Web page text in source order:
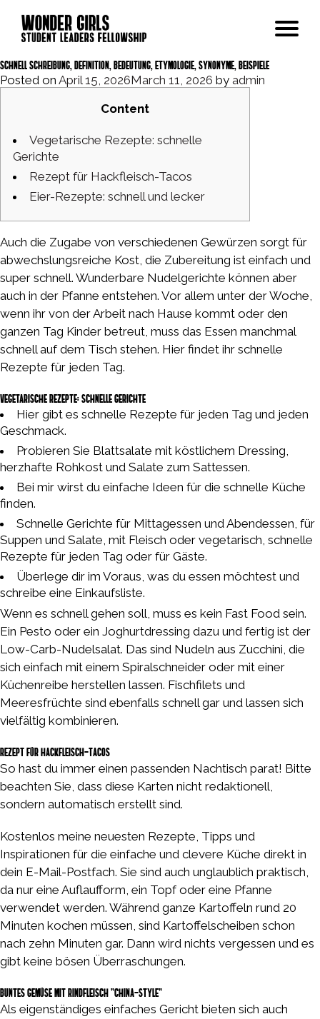
Modules
Our Story
Past Cohort
FAQs
Apply Now
https://babu88win.org/
https://mostplay-bet.org/
schnell Schreibung, Definition, Bedeutung, Etymologie, Synonyme, Beispiele
Posted on April 15, 2026March 11, 2026 by admin
Content
Vegetarische Rezepte: schnelle
Gerichte
Rezept für Hackfleisch-Tacos
Eier-Rezepte: schnell und lecker
Auch die Zugabe von verschiedenen Gewürzen sorgt für
abwechslungsreiche Kost, die Zubereitung ist einfach und
super schnell. Wunderbare Nudelgerichte können aber
auch in der Pfanne entstehen. Vor allem unter der Woche,
wenn ihr von der Arbeit nach Hause kommt oder den
ganzen Tag Kinder betreut, muss das Essen manchmal
schnell auf dem Tisch stehen. Hier findet ihr schnelle
Rezepte für jeden Tag.
Vegetarische Rezepte: schnelle Gerichte
Hier gibt es schnelle Rezepte für jeden Tag und jeden
Geschmack.
Probieren Sie Blattsalate mit köstlichem Dressing,
herzhafte Rohkost und Salate zum Sattessen.
Bei mir wirst du einfache Ideen für die schnelle Küche
finden.
Schnelle Gerichte für Mittagessen und Abendessen, für
Suppen und Salate, mit Fleisch oder vegetarisch, schnelle
Rezepte für jeden Tag oder für Gäste.
Überlege dir im Voraus, was du essen möchtest und
schreibe eine Einkaufsliste.
Wenn es schnell gehen soll, muss es kein Fast Food sein.
Ein Pesto oder ein Joghurtdressing dazu und fertig ist der
Low-Carb-Nudelsalat. Das sind Nudeln aus Zucchini, die
sich einfach mit einem Spiralschneider oder mit einer
Küchenreibe herstellen lassen. Fischfilets und
Meeresfrüchte sind ebenfalls schnell gar und lassen sich
vielfältig kombinieren.
Rezept für Hackfleisch-Tacos
So hast du immer einen passenden Nachtisch parat! Bitte
beachten Sie, dass diese Karten nicht redaktionell,
sondern automatisch erstellt sind.
Kostenlos meine neuesten Rezepte, Tipps und
Inspirationen für die einfache und clevere Küche direkt in
dein E-Mail-Postfach. Sie sind auch unglaublich praktisch,
da nur eine Auflaufform, ein Topf oder eine Pfanne
verwendet werden. Während ganze Kartoffeln rund 20
Minuten kochen müssen, sind Kartoffelscheiben schon
nach zehn Minuten gar. Dann wird nichts vergessen und es
gibt keine bösen Überraschungen.
Buntes Gemüse mit Rindfleisch "China-Style"
Als eigenständiges einfaches Gericht bieten sich auch